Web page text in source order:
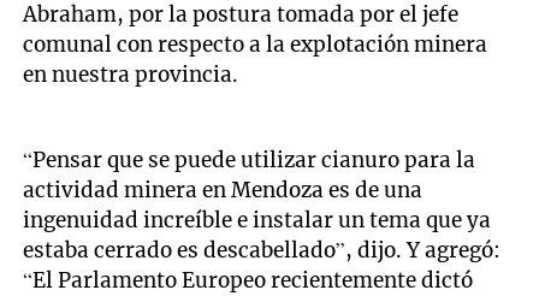
Abraham, por la postura tomada por el jefe
comunal con respecto a la explotación minera
en nuestra provincia.
“Pensar que se puede utilizar cianuro para la
actividad minera en Mendoza es de una
ingenuidad increíble e instalar un tema que ya
estaba cerrado es descabellado”, dijo. Y agregó:
“El Parlamento Europeo recientemente dictó